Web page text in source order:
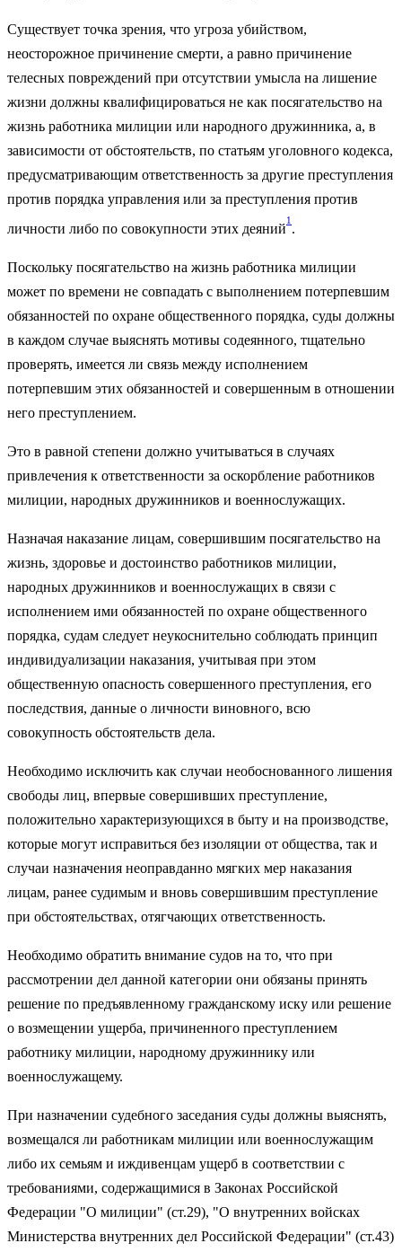
Существует точка зрения, что угроза убийством,
неосторожное причинение смерти, а равно причинение
телесных повреждений при отсутствии умысла на лишение
жизни должны квалифицироваться не как посягательство на
жизнь работника милиции или народного дружинника, а, в
зависимости от обстоятельств, по статьям уголовного кодекса,
предусматривающим ответственность за другие преступления
против порядка управления или за преступления против
личности либо по совокупности этих деяний
1
.
Поскольку посягательство на жизнь работника милиции
может по времени не совпадать с выполнением потерпевшим
обязанностей по охране общественного порядка, суды должны
в каждом случае выяснять мотивы содеянного, тщательно
проверять, имеется ли связь между исполнением
потерпевшим этих обязанностей и совершенным в отношении
него преступлением.
Это в равной степени должно учитываться в случаях
привлечения к ответственности за оскорбление работников
милиции, народных дружинников и военнослужащих.
Назначая наказание лицам, совершившим посягательство на
жизнь, здоровье и достоинство работников милиции,
народных дружинников и военнослужащих в связи с
исполнением ими обязанностей по охране общественного
порядка, судам следует неукоснительно соблюдать принцип
индивидуализации наказания, учитывая при этом
общественную опасность совершенного преступления, его
последствия, данные о личности виновного, всю
совокупность обстоятельств дела.
Необходимо исключить как случаи необоснованного лишения
свободы лиц, впервые совершивших преступление,
положительно характеризующихся в быту и на производстве,
которые могут исправиться без изоляции от общества, так и
случаи назначения неоправданно мягких мер наказания
лицам, ранее судимым и вновь совершившим преступление
при обстоятельствах, отягчающих ответственность.
Необходимо обратить внимание судов на то, что при
рассмотрении дел данной категории они обязаны принять
решение по предъявленному гражданскому иску или решение
о возмещении ущерба, причиненного преступлением
работнику милиции, народному дружиннику или
военнослужащему.
При назначении судебного заседания суды должны выяснять,
возмещался ли работникам милиции или военнослужащим
либо их семьям и иждивенцам ущерб в соответствии с
требованиями, содержащимися в Законах Российской
Федерации "О милиции" (ст.29), "О внутренних войсках
Министерства внутренних дел Российской Федерации" (ст.43)